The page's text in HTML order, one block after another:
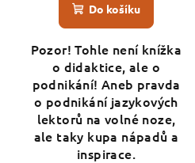
Do košíku
Pozor! Tohle není knížka
o didaktice, ale o
podnikání! Aneb pravda
o podnikání jazykových
lektorů na volné noze,
ale taky kupa nápadů a
inspirace.